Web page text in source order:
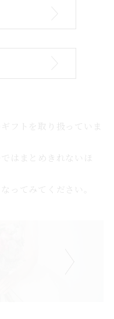
フトを取り扱っていま
はまとめきれないほ
ってみてください。